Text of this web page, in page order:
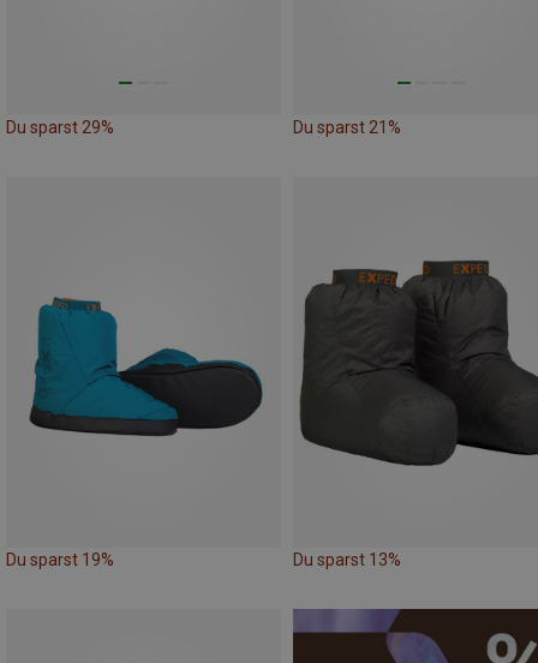
Du sparst 29% Du sparst 21%
Du sparst 19% Du sparst 13%